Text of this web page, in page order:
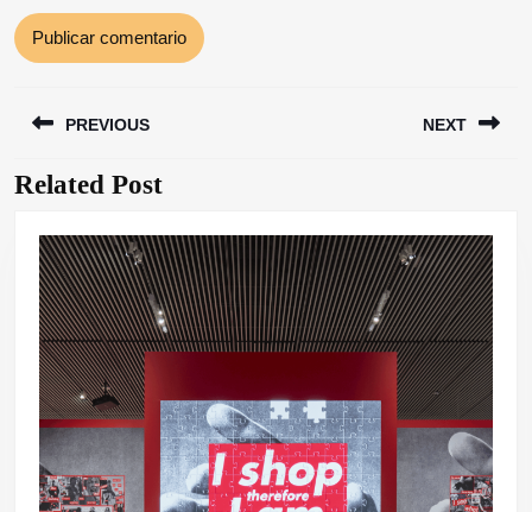
de
entradas
PREVIOUS
Entrada
NEXT
Related Post